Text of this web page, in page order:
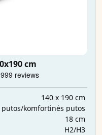
cm
140 x 190 cm
putos/komfortinės putos
18 cm
H2/H3